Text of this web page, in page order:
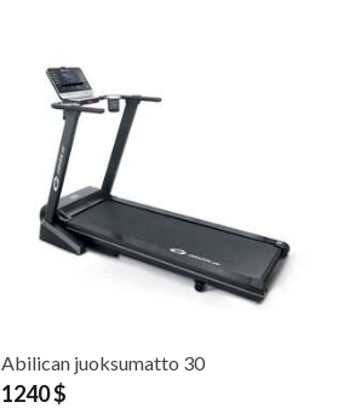
Abilican juoksumatto 30
1240 $